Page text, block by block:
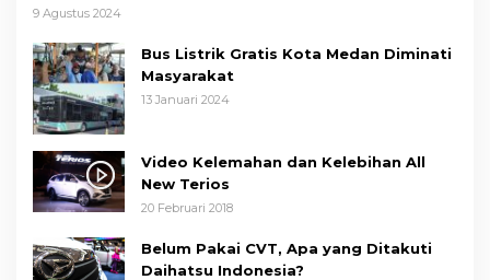
9 Agustus 2024
Bus Listrik Gratis Kota Medan Diminati
Masyarakat
13 Januari 2024
Video Kelemahan dan Kelebihan All
New Terios
20 Februari 2018
Belum Pakai CVT, Apa yang Ditakuti
Daihatsu Indonesia?